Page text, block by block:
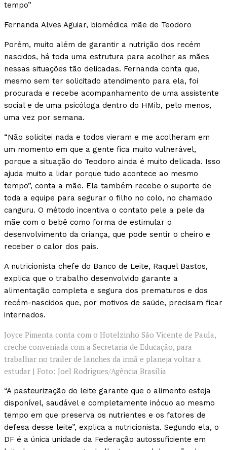
tempo”
Fernanda Alves Aguiar, biomédica mãe de Teodoro
Porém, muito além de garantir a nutrição dos recém
nascidos, há toda uma estrutura para acolher as mães
nessas situações tão delicadas. Fernanda conta que,
mesmo sem ter solicitado atendimento para ela, foi
procurada e recebe acompanhamento de uma assistente
social e de uma psicóloga dentro do HMib, pelo menos,
uma vez por semana.
“Não solicitei nada e todos vieram e me acolheram em
um momento em que a gente fica muito vulnerável,
porque a situação do Teodoro ainda é muito delicada. Isso
ajuda muito a lidar porque tudo acontece ao mesmo
tempo”, conta a mãe. Ela também recebe o suporte de
toda a equipe para segurar o filho no colo, no chamado
canguru. O método incentiva o contato pele a pele da
mãe com o bebê como forma de estimular o
desenvolvimento da criança, que pode sentir o cheiro e
receber o calor dos pais.
A nutricionista chefe do Banco de Leite, Raquel Bastos,
explica que o trabalho desenvolvido garante a
alimentação completa e segura dos prematuros e dos
recém-nascidos que, por motivos de saúde, precisam ficar
internados.
Joyce Pimenta conta com o Hotelzinho São Vicente de Paula,
creche conveniada com a Secretaria de Educação, para
trabalhar no trailer de lanches da irmã e planeja voltar a
estudar | Foto: Joel Rodrigues/Agência Brasília
“A pasteurização do leite garante que o alimento esteja
disponível, saudável e completamente inócuo ao mesmo
tempo em que preserva os nutrientes e os fatores de
defesa desse leite”, explica a nutricionista. Segundo ela, o
DF é a única unidade da Federação autossuficiente em